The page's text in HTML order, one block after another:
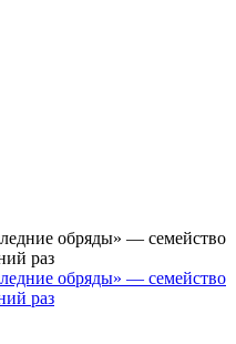
обряды» — семейство
раз
обряды» — семейство
раз